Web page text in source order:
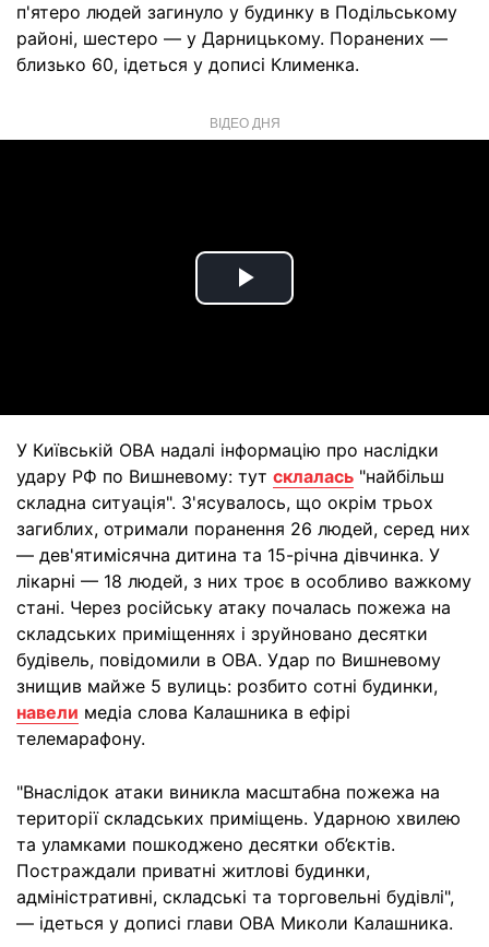
п'ятеро людей загинуло у будинку в Подільському
районі, шестеро — у Дарницькому. Поранених —
близько 60, ідеться у дописі Клименка.
ВІДЕО ДНЯ
Play
У Київській ОВА надалі інформацію про наслідки
удару РФ по Вишневому: тут склалась "найбільш
складна ситуація". З'ясувалось, що окрім трьох
загиблих, отримали поранення 26 людей, серед них
— дев'ятимісячна дитина та 15-річна дівчинка. У
лікарні — 18 людей, з них троє в особливо важкому
стані. Через російську атаку почалась пожежа на
складських приміщеннях і зруйновано десятки
будівель, повідомили в ОВА. Удар по Вишневому
знищив майже 5 вулиць: розбито сотні будинки,
навели медіа слова Калашника в ефірі
телемарафону.
"Внаслідок атаки виникла масштабна пожежа на
території складських приміщень. Ударною хвилею
та уламками пошкоджено десятки об’єктів.
Постраждали приватні житлові будинки,
адміністративні, складські та торговельні будівлі",
— ідеться у дописі глави ОВА Миколи Калашника.